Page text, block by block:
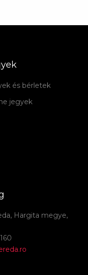
és bérletek
jegyek
Hargita megye,